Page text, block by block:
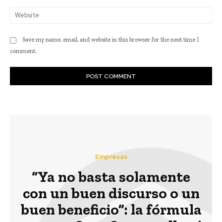
Save my name, email, and website in this browser for the next time I
comment.